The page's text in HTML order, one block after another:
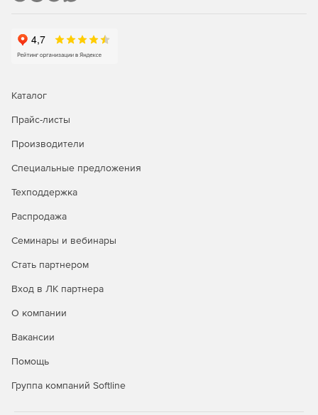
Каталог
Прайс-листы
Производители
Специальные предложения
Техподдержка
Распродажа
Семинары и вебинары
Стать партнером
Вход в ЛК партнера
О компании
Вакансии
Помощь
Группа компаний Softline